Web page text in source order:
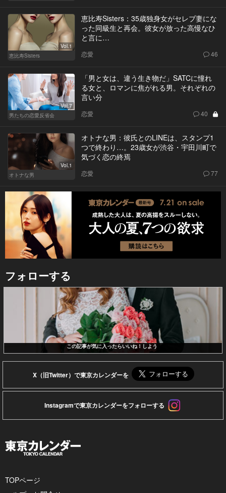
Vol.1
恵比寿Sisters
恵比寿Sisters：35歳独身女がセレブ妻にな
った同級生と再会。彼女が放った高慢なひ
と言に…
恋愛 46
Vol.7
男たちの恋愛反省会
「男と女は、違う生き物だ」SATCに憧れ
る女と、ロマンに焦がれる男。それぞれの
言い分
恋愛 40
Vol.1
オトナな男
オトナな男：彼氏とのLINEは、スタンプ1
つで終わり…。23歳女が渋谷・宇田川町で
気づく恋の終焉
恋愛 77
フォローする
この記事が気に入ったらいいね！しよう
X（旧Twitter）で東京カレンダーを
Instagramで東京カレンダーをフォローする
TOPページ